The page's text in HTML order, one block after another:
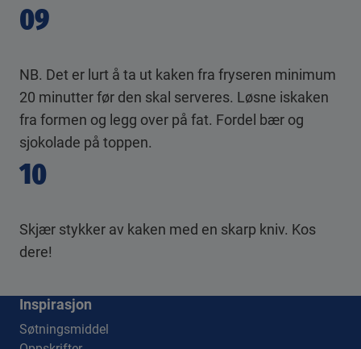
09
NB. Det er lurt å ta ut kaken fra fryseren minimum
20 minutter før den skal serveres. Løsne iskaken
fra formen og legg over på fat. Fordel bær og
sjokolade på toppen.
10
Skjær stykker av kaken med en skarp kniv. Kos
dere!
Inspirasjon
Søtningsmiddel